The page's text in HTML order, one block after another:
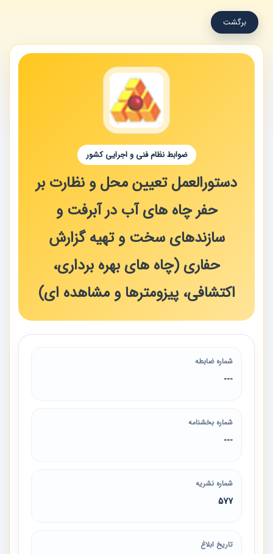
برگشت
ضوابط نظام فنی و اجرایی کشور
دستورالعمل تعیین محل و نظارت بر
حفر چاه های آب در آبرفت و
سازندهای سخت و تهیه گزارش
حفاری (چاه های بهره برداری،
اکتشافی، پیزومترها و مشاهده ای)
شماره ضابطه
---
شماره بخشنامه
---
شماره نشریه
577
تاریخ ابلاغ